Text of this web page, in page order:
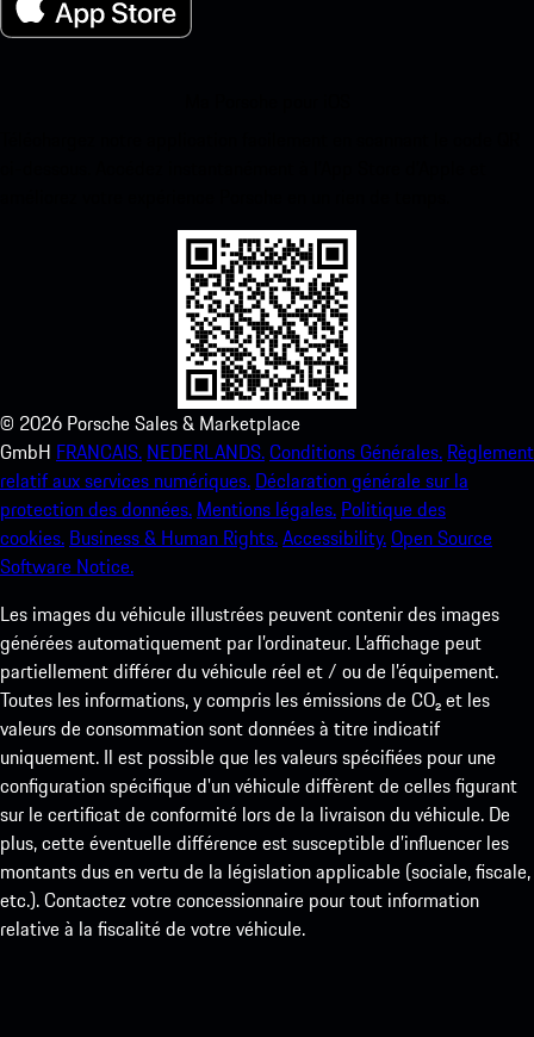
© 2026 Porsche Sales & Marketplace
GmbH FRANCAIS. NEDERLANDS.Conditions Générales. Règlement
relatif aux services numériques. Déclaration générale sur la
protection des données. Mentions légales. Politique des
cookies. Business & Human Rights.Accessibility.Open Source
Software Notice.
Les images du véhicule illustrées peuvent contenir des images
générées automatiquement par l’ordinateur. L’affichage peut
partiellement différer du véhicule réel et / ou de l’équipement.
Toutes les informations, y compris les émissions de CO₂ et les
valeurs de consommation sont données à titre indicatif
uniquement. Il est possible que les valeurs spécifiées pour une
configuration spécifique d'un véhicule diffèrent de celles figurant
sur le certificat de conformité lors de la livraison du véhicule. De
plus, cette éventuelle différence est susceptible d’influencer les
montants dus en vertu de la législation applicable (sociale, fiscale,
etc.). Contactez votre concessionnaire pour tout information
relative à la fiscalité de votre véhicule.